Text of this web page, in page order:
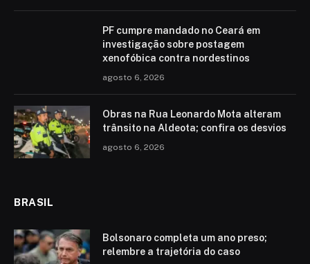
PF cumpre mandado no Ceará em
investigação sobre postagem
xenofóbica contra nordestinos
agosto 6, 2026
Obras na Rua Leonardo Mota alteram
trânsito na Aldeota; confira os desvios
agosto 6, 2026
BRASIL
Bolsonaro completa um ano preso;
relembre a trajetória do caso